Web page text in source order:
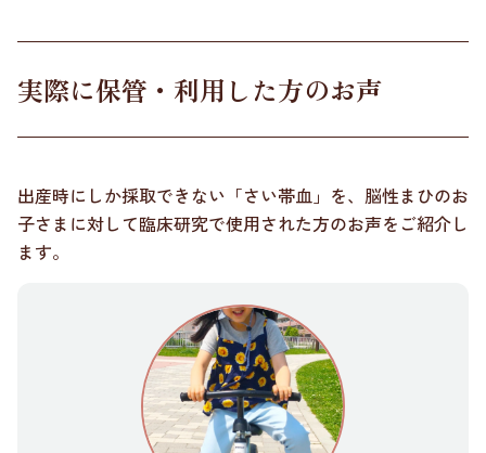
実際に保管・利用した方のお声
出産時にしか採取できない「さい帯血」を、脳性まひのお
子さまに対して臨床研究で使用された方のお声をご紹介し
ます。